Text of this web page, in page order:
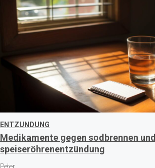
ENTZUNDUNG
Medikamente gegen sodbrennen und
speiseröhrenentzündung